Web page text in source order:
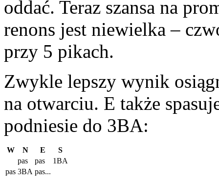
oddać. Teraz szansa na
renons jest niewielka –
przy 5 pikach.
Zwykle lepszy wynik
na otwarciu. E także
podniesie do 3BA:
W N E
S
pas
pas
1BA
pas 3BA pas...